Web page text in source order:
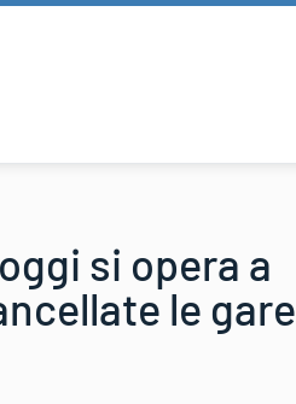
si opera a
le gare